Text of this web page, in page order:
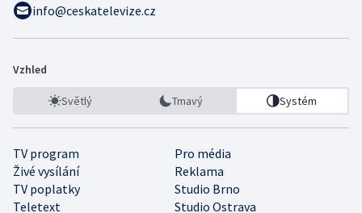
info@ceskatelevize.cz
Vzhled
Světlý Tmavý Systém
TV program
Pro média
Živé vysílání
Reklama
TV poplatky
Studio Brno
Teletext
Studio Ostrava